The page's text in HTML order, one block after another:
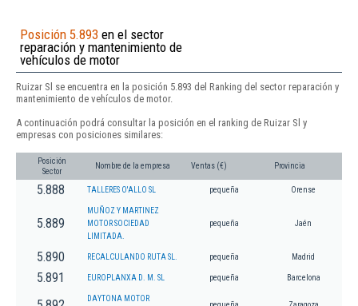
Posición 5.893 en el sector
reparación y mantenimiento de
vehículos de motor
Ruizar Sl se encuentra en la posición 5.893 del Ranking del sector reparación y
mantenimiento de vehículos de motor.
A continuación podrá consultar la posición en el ranking de Ruizar Sl y
empresas con posiciones similares:
Posición
Sector
Nombre de la empresa Ventas (€) Provincia
5.888 TALLERES O'ALLO SL pequeña Orense
5.889
MUÑOZ Y MARTINEZ
MOTOR SOCIEDAD
LIMITADA.
pequeña Jaén
5.890 RECALCULANDO RUTA SL. pequeña Madrid
5.891 EUROPLANXA D. M. SL pequeña Barcelona
DAYTONA MOTOR